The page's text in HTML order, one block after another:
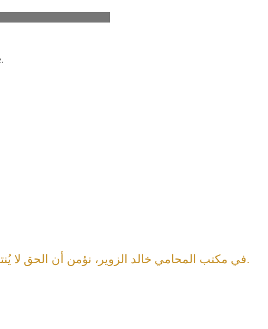
في مكتب المحامي خالد الزوير، نؤمن أن الحق لا يُنتزع إلا بالقانون. دعنا نمثلك، ونحمي حقوقك.